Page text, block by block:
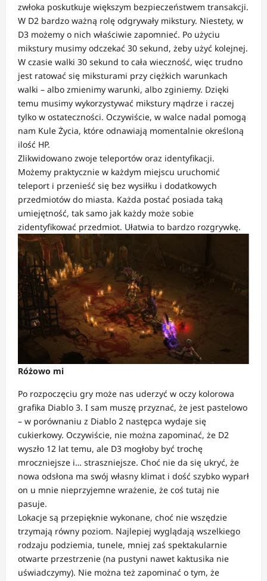
zwłoka poskutkuje większym bezpieczeństwem transakcji.
W D2 bardzo ważną rolę odgrywały mikstury. Niestety, w
D3 możemy o nich właściwie zapomnieć. Po użyciu
mikstury musimy odczekać 30 sekund, żeby użyć kolejnej.
W czasie walki 30 sekund to cała wieczność, więc trudno
jest ratować się miksturami przy ciężkich warunkach
walki – albo zmienimy warunki, albo zginiemy. Dzięki
temu musimy wykorzystywać mikstury mądrze i raczej
tylko w ostateczności. Oczywiście, w walce nadal pomogą
nam Kule Życia, które odnawiają momentalnie określoną
ilość HP.
Zlikwidowano zwoje teleportów oraz identyfikacji.
Możemy praktycznie w każdym miejscu uruchomić
teleport i przenieść się bez wysiłku i dodatkowych
przedmiotów do miasta. Każda postać posiada taką
umiejętność, tak samo jak każdy może sobie
zidentyfikować przedmiot. Ułatwia to bardzo rozgrywkę.
Różowo mi
Po rozpoczęciu gry może nas uderzyć w oczy kolorowa
grafika Diablo 3. I sam muszę przyznać, że jest pastelowo
– w porównaniu z Diablo 2 następca wydaje się
cukierkowy. Oczywiście, nie można zapominać, że D2
wyszło 12 lat temu, ale D3 mogłoby być trochę
mroczniejsze i… straszniejsze. Choć nie da się ukryć, że
nowa odsłona ma swój własny klimat i dość szybko wyparł
on u mnie nieprzyjemne wrażenie, że coś tutaj nie
pasuje.
Lokacje są przepięknie wykonane, choć nie wszędzie
trzymają równy poziom. Najlepiej wyglądają wszelkiego
rodzaju podziemia, tunele, mniej zaś spektakularnie
otwarte przestrzenie (na pustyni nawet kaktusika nie
uświadczymy). Nie można też zapominać o tym, że